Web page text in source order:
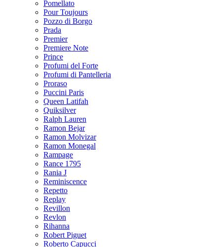
Pomellato
Pour Toujours
Pozzo di Borgo
Prada
Premier
Premiere Note
Prince
Profumi del Forte
Profumi di Pantelleria
Proraso
Puccini Paris
Queen Latifah
Quiksilver
Ralph Lauren
Ramon Bejar
Ramon Molvizar
Ramon Monegal
Rampage
Rance 1795
Rania J
Reminiscence
Repetto
Replay
Revillon
Revlon
Rihanna
Robert Piguet
Roberto Capucci